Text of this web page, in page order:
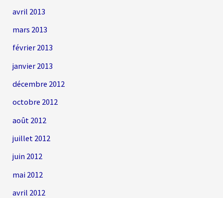
avril 2013
mars 2013
février 2013
janvier 2013
décembre 2012
octobre 2012
août 2012
juillet 2012
juin 2012
mai 2012
avril 2012